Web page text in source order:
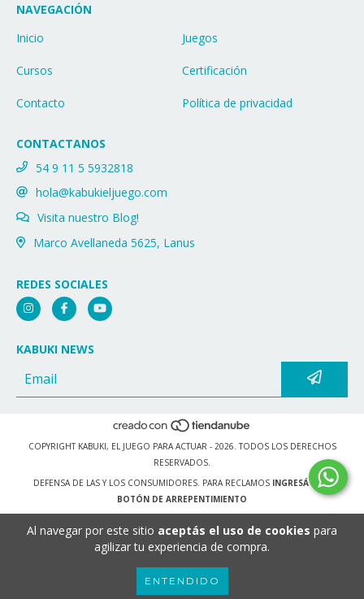
Al navegar por este sitio aceptás el uso de cookies para
agilizar tu experiencia de compra.
ENTENDIDO
NAVEGACIÓN
Inicio
Juegos
Cursos Certificación
Contacto Política de privacidad
CONTACTANOS
54 9 11 5 5932818
hola@kabukieljuego.com
Visita nuestro Blog!
Marco Avellaneda 5625, Lanus
REDES SOCIALES
KABUKI NEWS
COPYRIGHT KABUKI, EL JUEGO PARA ACTUAR - 2026. TODOS LOS DERECHOS
RESERVADOS.
DEFENSA DE LAS Y LOS CONSUMIDORES. PARA RECLAMOS INGRESÁ ACÁ.
BOTÓN DE ARREPENTIMIENTO